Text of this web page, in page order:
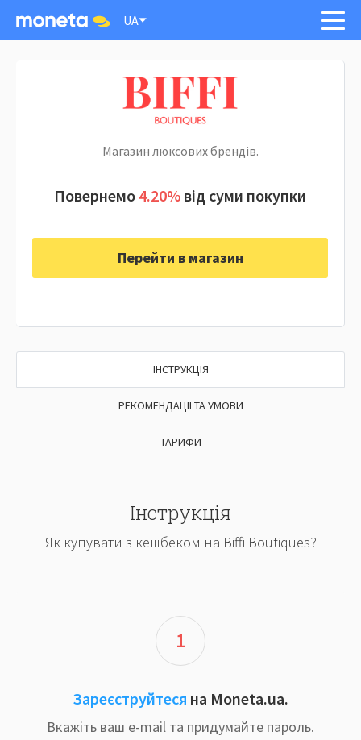
UA
Магазин люксових брендів.
Повернемо 4.20% від суми покупки
ІНСТРУКЦІЯ
РЕКОМЕНДАЦІЇ ТА УМОВИ
ТАРИФИ
Інструкція
Як купувати з кешбеком на Biffi Boutiques?
1
Зареєструйтеся на Moneta.ua.
Вкажіть ваш e-mail та придумайте пароль.